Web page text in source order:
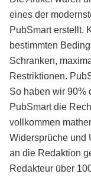
eines der
PubSmart erstellt.
bestimmten
Schranken,
Restriktionen.
So haben wir 90%
PubSmart die
vollkommen
Widersprüche und
an die Redaktion
Redakteur über